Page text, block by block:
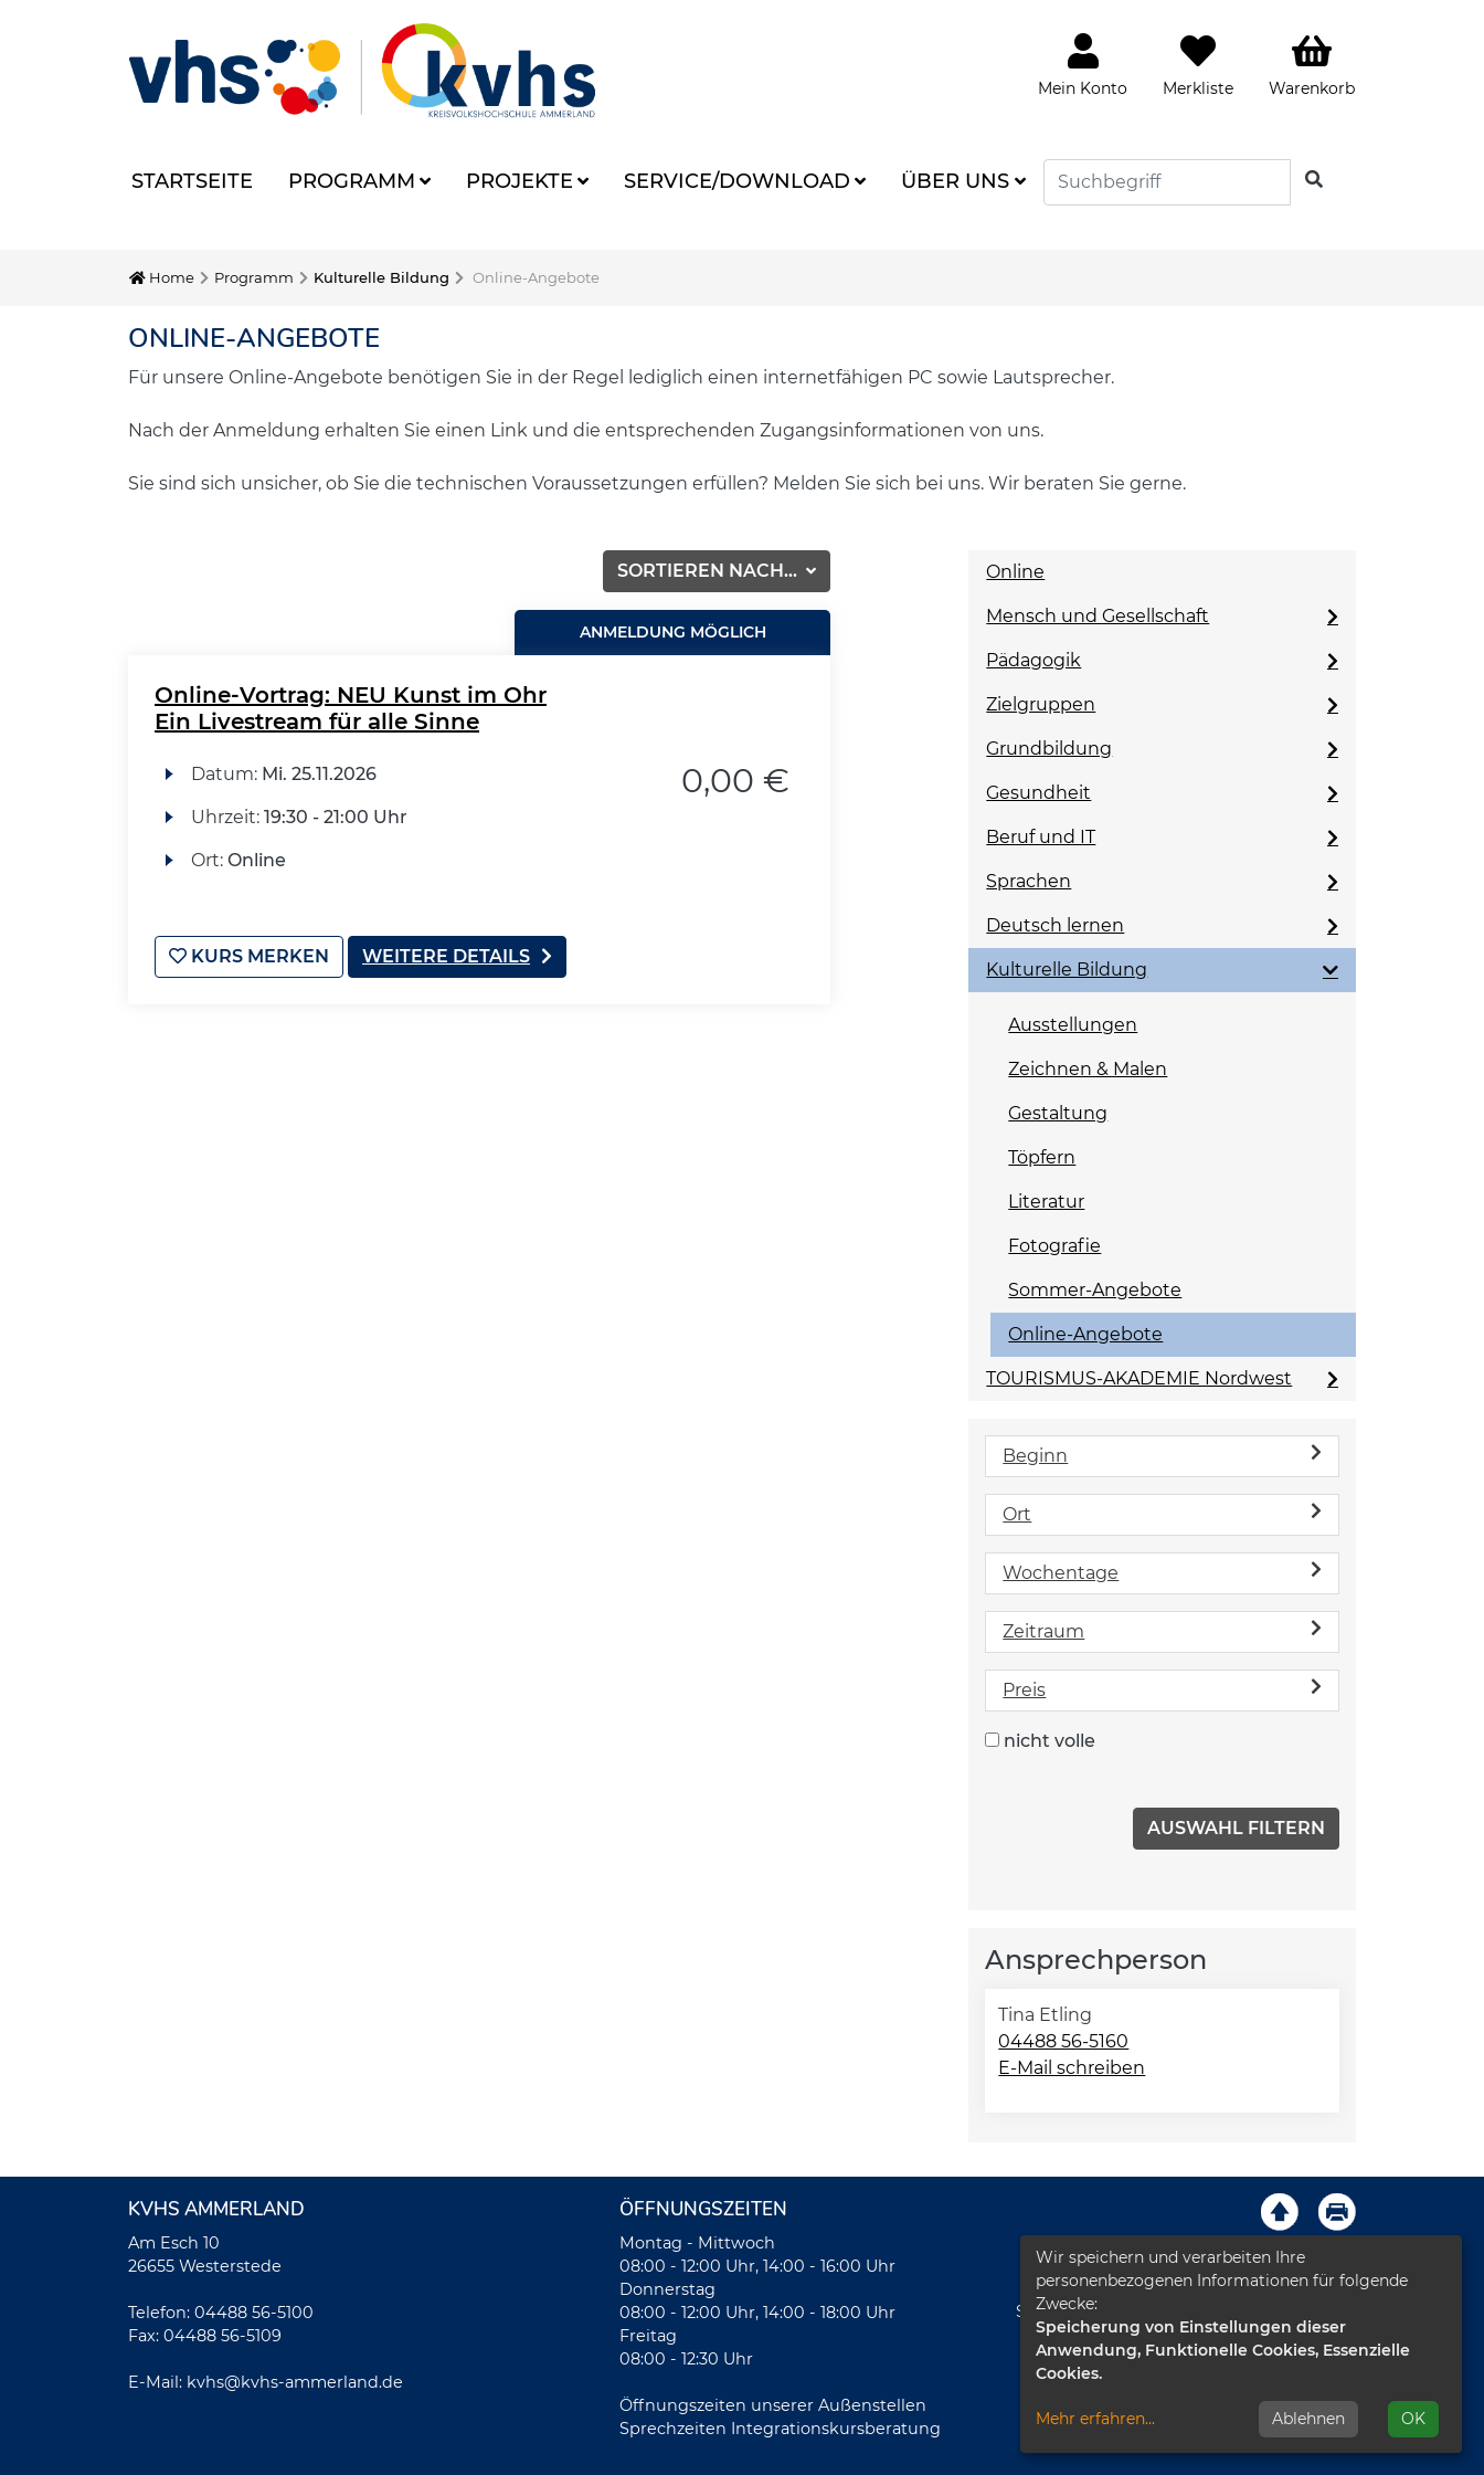
Mein Konto Merkliste Warenkorb
STARTSEITE PROGRAMM PROJEKTE SERVICE/DOWNLOAD ÜBER UNS SUCHEN
Home Programm Kulturelle Bildung Online-Angebote
ONLINE-ANGEBOTE
Für unsere Online-Angebote benötigen Sie in der Regel lediglich einen internetfähigen PC sowie Lautsprecher.
Nach der Anmeldung erhalten Sie einen Link und die entsprechenden Zugangsinformationen von uns.
Sie sind sich unsicher, ob Sie die technischen Voraussetzungen erfüllen? Melden Sie sich bei uns. Wir beraten Sie gerne.
SORTIEREN NACH...
ANMELDUNG MÖGLICH
Online-Vortrag: NEU Kunst im Ohr
Ein Livestream für alle Sinne
Datum: Mi. 25.11.2026
Uhrzeit: 19:30 - 21:00 Uhr
Ort: Online
0,00 €
KURS MERKEN WEITERE DETAILS
Online
Mensch und Gesellschaft
Pädagogik
Zielgruppen
Grundbildung
Gesundheit
Beruf und IT
Sprachen
Deutsch lernen
Kulturelle Bildung
Ausstellungen
Zeichnen & Malen
Gestaltung
Töpfern
Literatur
Fotografie
Sommer-Angebote
Online-Angebote
TOURISMUS-AKADEMIE Nordwest
Beginn
Ort
Wochentage
Zeitraum
Preis
nicht volle
Ansprechperson
Tina Etling
04488 56-5160
E-Mail schreiben
KVHS AMMERLAND
Am Esch 10
26655 Westerstede
Telefon: 04488 56-5100
Fax: 04488 56-5109
E-Mail: kvhs@kvhs-ammerland.de
ÖFFNUNGSZEITEN
Montag - Mittwoch
08:00 - 12:00 Uhr, 14:00 - 16:00 Uhr
Donnerstag
08:00 - 12:00 Uhr, 14:00 - 18:00 Uhr
Freitag
08:00 - 12:30 Uhr
Öffnungszeiten unserer Außenstellen
Sprechzeiten Integrationskursberatung
Impressum AGB Kontakt
Sitemap
Barrierefreiheitserklärung
Wir speichern und verarbeiten Ihre
personenbezogenen Informationen für folgende
Zwecke:
Speicherung von Einstellungen dieser
Anwendung, Funktionelle Cookies, Essenzielle
Cookies.
Mehr erfahren... Ablehnen OK